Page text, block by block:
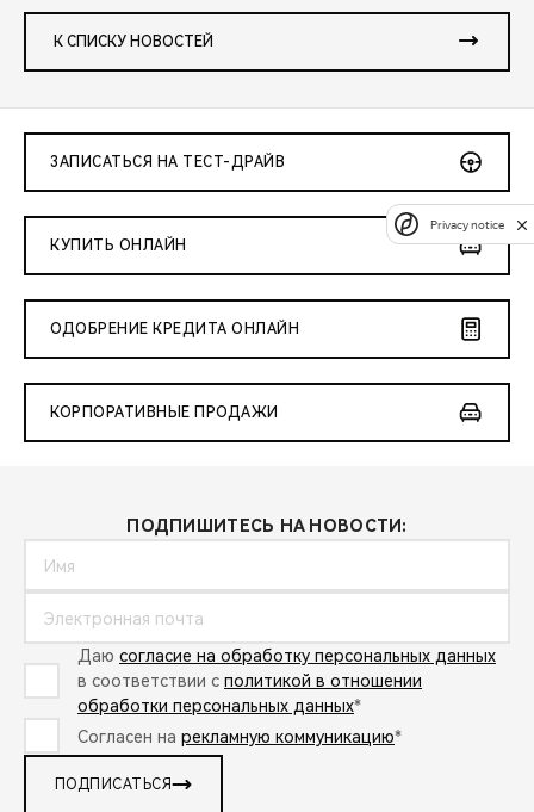
К СПИСКУ НОВОСТЕЙ
ЗАПИСАТЬСЯ НА ТЕСТ-ДРАЙВ
КУПИТЬ ОНЛАЙН
ОДОБРЕНИЕ КРЕДИТА ОНЛАЙН
КОРПОРАТИВНЫЕ ПРОДАЖИ
ПОДПИШИТЕСЬ НА НОВОСТИ:
Даю согласие на обработку персональных данных
в соответствии с политикой в отношении
обработки персональных данных*
Согласен на рекламную коммуникацию*
ПОДПИСАТЬСЯ
Privacy notice